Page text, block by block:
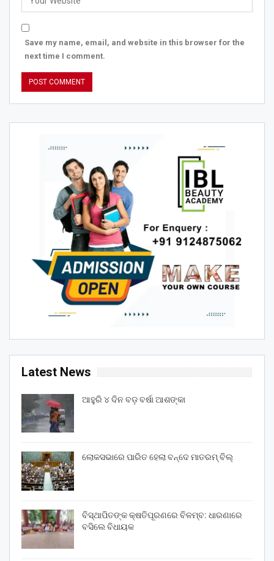
Save my name, email, and website in this browser for the
next time I comment.
Latest News
ଆହୁରି ୪ ଦିନ ବଡ଼ ବର୍ଷା ଆଶଙ୍କା
ଲୋକସଭାରେ ପାରିତ ହେଲା ବନ୍ଦେ ମାତରମ୍‌ ବିଲ୍‌
ବିସ୍ଥାପିତଙ୍କ କ୍ଷତିପୂରଣରେ ବିଳମ୍ବ: ଧାରଣାରେ
ବସିଲେ ବିଧାୟକ